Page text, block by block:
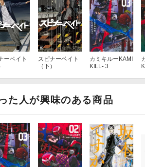
ーベイト
スピナーベイト
（下）
カミキルーKAMI
KILL- 3
た人が興味のある商品